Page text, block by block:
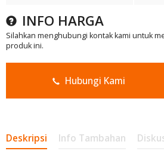
INFO HARGA
Silahkan menghubungi kontak kami untuk
produk ini.
Hubungi Kami
Deskripsi Info Tambahan